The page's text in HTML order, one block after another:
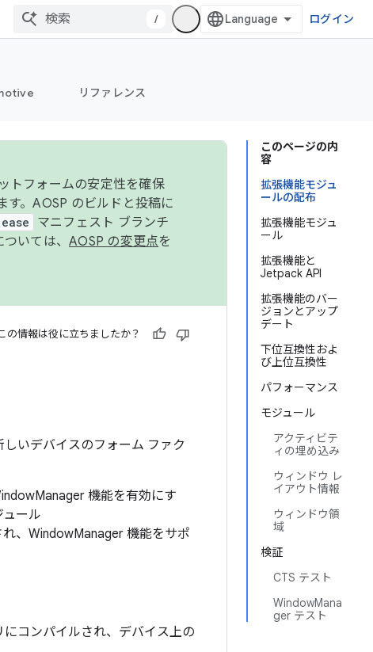
/ ログイン
リファレンス
このページの内
容
拡張機能モジュ
ールの配布
拡張機能モジュ
ール
拡張機能と
Jetpack API
拡張機能のバー
ジョンとアップ
デート
下位互換性およ
び上位互換性
パフォーマンス
モジュール
アクティビテ
ィの埋め込み
ウィンドウ レ
イアウト情報
ウィンドウ領
域
検証
CTS テスト
WindowMana
ger テスト
トフォームの安定性を確保
す。AOSP のビルドと投稿に
マニフェスト ブランチ
いては、 AOSP の変更点を
の情報は役に立ちましたか？
いデバイスのフォーム ファク
機能を有効にす
ール
れ、WindowManager 機能をサポ
にコンパイルされ、デバイス上の